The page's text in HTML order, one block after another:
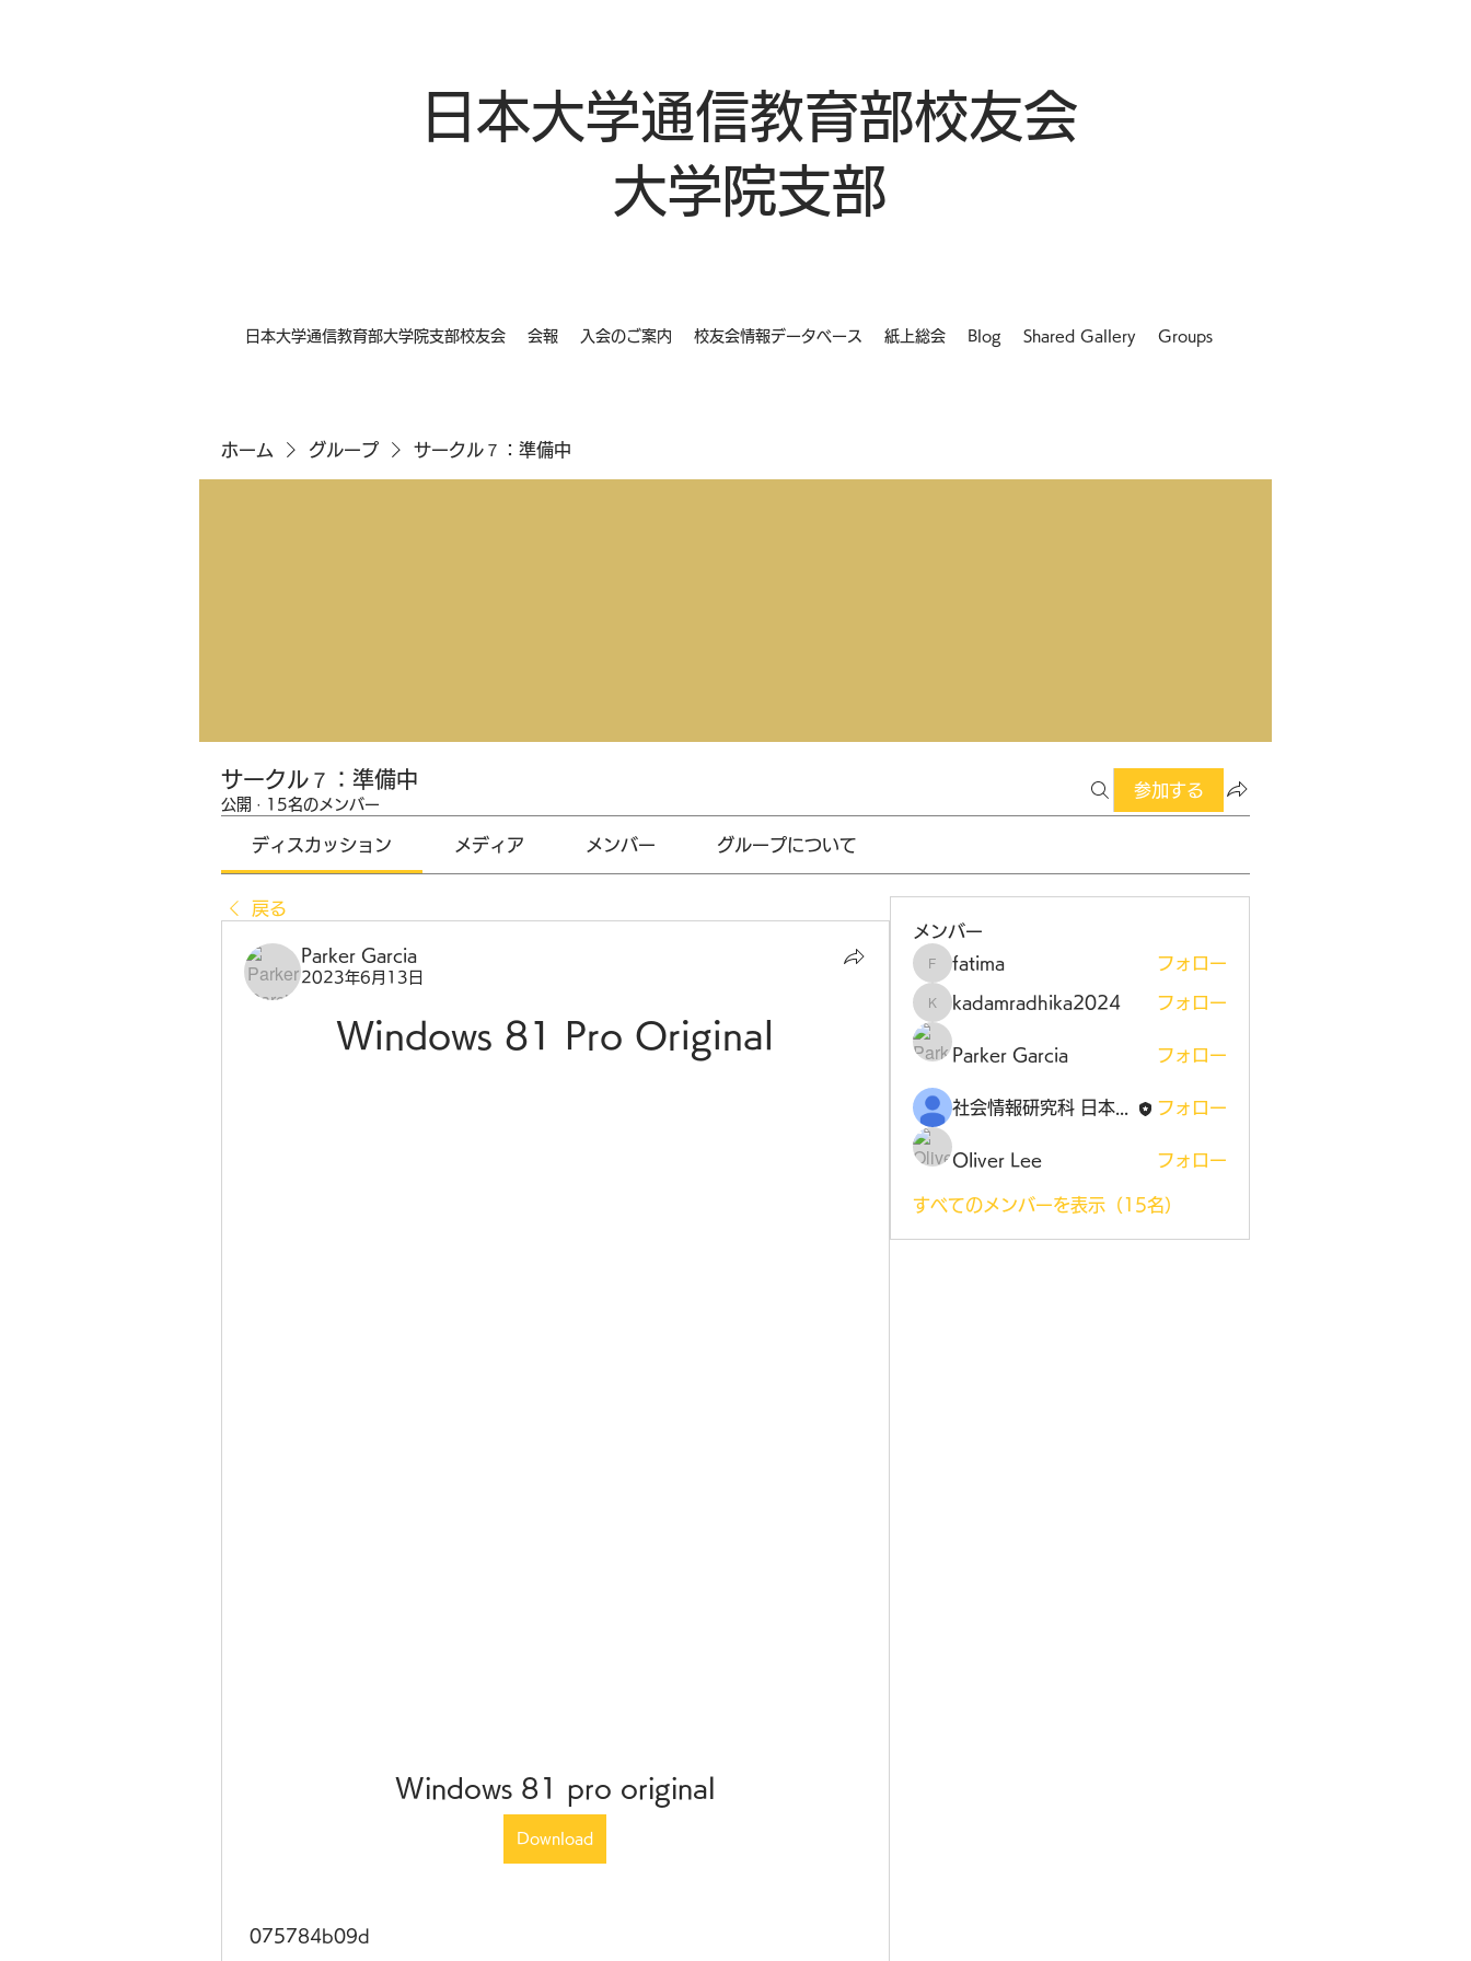
日本大学通信教育部校友会
大学院支部
日本大学通信教育部大学院支部校友会 会報 入会のご案内 校友会情報データベース 紙上総会 Blog Shared Gallery Groups
ホーム グループ サークル７：準備中
サークル７：準備中
公開 · 15名のメンバー
参加する
ディスカッション メディア メンバー グループについて
戻る
Parker Garcia
2023年6月13日
Windows 81 Pro Original
Windows 81 pro original
Download
075784b09d
メンバー
fatima
fatima フォロー
kadamradhika2024
kadamradhika2024 フォロー
Parker Garcia フォロー
社会情報研究科 日本大学大学院 フォロー
Oliver Lee フォロー
すべてのメンバーを表示（15名）